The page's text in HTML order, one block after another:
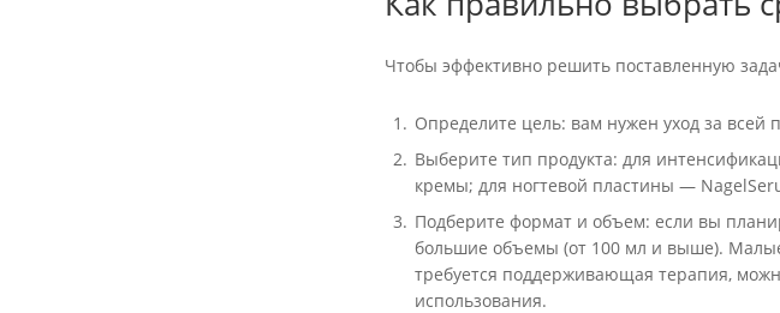
Чтобы эффективно решить поставленную
Определите цель: вам нужен уход за всей
Выберите тип продукта: для
кремы; для ногтевой пластины —
Подберите формат и объем: если вы
большие объемы (от 100 мл и выше). Малые
требуется поддерживающая терапия,
использования.